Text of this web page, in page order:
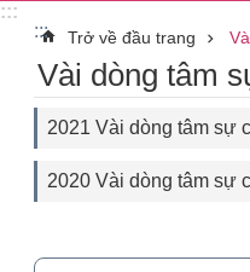
:::
:::
Trở về đầu trang
Vài dòng tâm
2021 Vài dòng tâm sự
2020 Vài dòng tâm sự